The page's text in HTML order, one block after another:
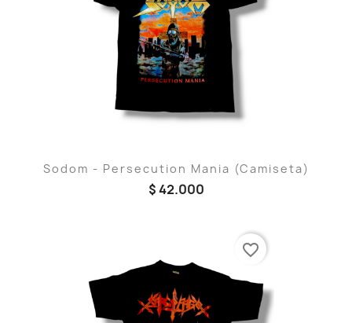
Sodom - Persecution Mania (Camiseta)
$ 42.000
favorite_border